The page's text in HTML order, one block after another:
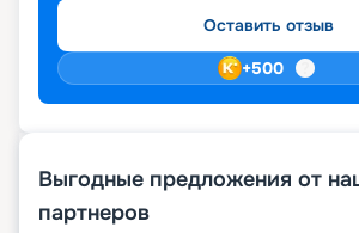
Оставить отзыв
+500
Выгодные предложения от
партнеров